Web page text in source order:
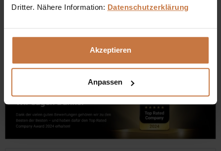
Dritter. Nähere Information: Datenschutzerklärung
Akzeptieren
Anpassen
+43 (0)699 17 310 310
Dennis Grischek, Inhaber Kosmetikstudio in Graz & kosmetik.at